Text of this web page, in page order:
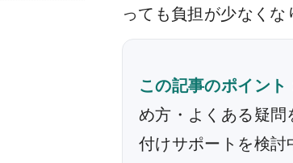
っても負担が少なくな
この記事のポイント
め方・よくある疑
付けサポートを検討